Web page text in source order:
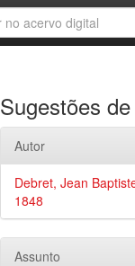
Sugestões
Autor
Debret, Jean
1848
Assunto